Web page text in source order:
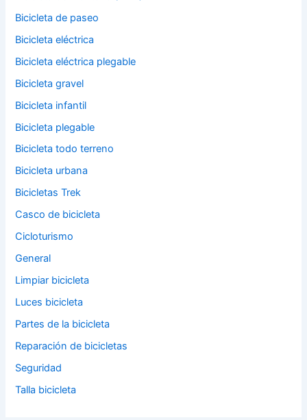
Bicicleta de paseo
Bicicleta eléctrica
Bicicleta eléctrica plegable
Bicicleta gravel
Bicicleta infantil
Bicicleta plegable
Bicicleta todo terreno
Bicicleta urbana
Bicicletas Trek
Casco de bicicleta
Cicloturismo
General
Limpiar bicicleta
Luces bicicleta
Partes de la bicicleta
Reparación de bicicletas
Seguridad
Talla bicicleta